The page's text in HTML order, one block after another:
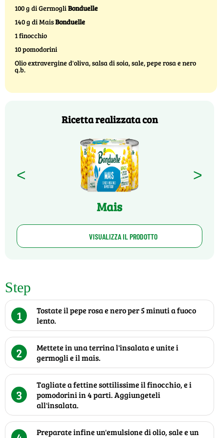
100 g di GermogliBonduelle
140 g di MaisBonduelle
1 finocchio
10 pomodorini
Olio extravergine d'oliva, salsa di soia, sale, pepe rosa e nero
q.b.
Ricetta realizzata con
<
Mais
>
VISUALIZZA IL PRODOTTO
Step
1
Tostate il pepe rosa e nero per 5 minuti a fuoco
lento.
2
Mettete in una terrina l'insalata e unite i
germogli e il mais.
3
Tagliate a fettine sottilissime il finocchio, e i
pomodorini in 4 parti. Aggiungeteli
all'insalata.
Preparate infine un'emulsione di olio, sale e un